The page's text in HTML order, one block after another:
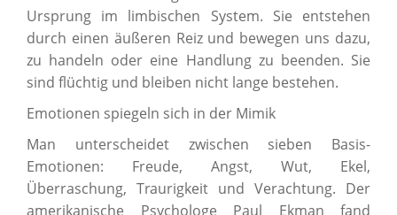
Ursprung im limbischen System. Sie entstehen
durch einen äußeren Reiz und bewegen uns dazu,
zu handeln oder eine Handlung zu beenden. Sie
sind flüchtig und bleiben nicht lange bestehen.
Emotionen spiegeln sich in der Mimik
Man unterscheidet zwischen sieben Basis-
Emotionen: Freude, Angst, Wut, Ekel,
Überraschung, Traurigkeit und Verachtung. Der
amerikanische Psychologe Paul Ekman fand